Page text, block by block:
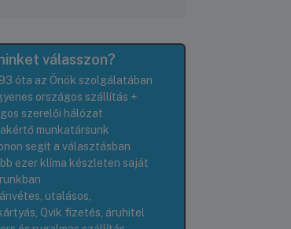
válasszon?
óta az Önök szolgálatában
országos szállítás +
szerelői hálózat
munkatársunk
segít a választásban
ezer klíma készleten saját
utalásos,
Qvik fizetés, áruhitel